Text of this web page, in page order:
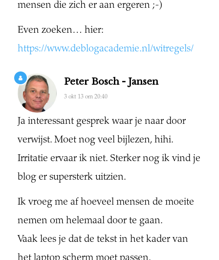
mensen die zich er aan ergeren ;-)
Even zoeken… hier:
https://www.deblogacademie.nl/witregels/
Peter Bosch - Jansen
3 okt 13 om 20:40
Ja interessant gesprek waar je naar door
verwijst. Moet nog veel bijlezen, hihi.
Irritatie ervaar ik niet. Sterker nog ik vind je
blog er supersterk uitzien.
Ik vroeg me af hoeveel mensen de moeite
nemen om helemaal door te gaan.
Vaak lees je dat de tekst in het kader van